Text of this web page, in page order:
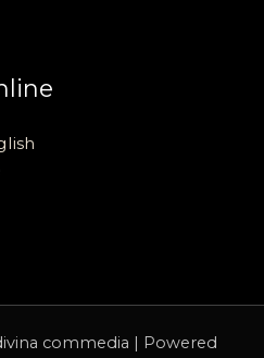
commedia | Powered